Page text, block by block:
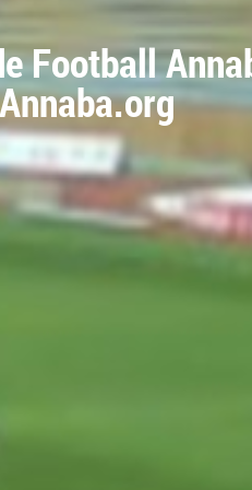
Football